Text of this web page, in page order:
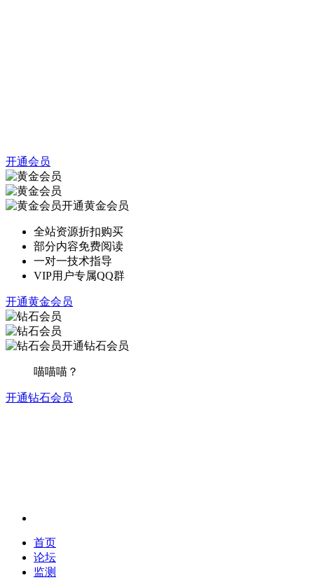
开通会员
开通黄金会员
全站资源折扣购买
部分内容免费阅读
一对一技术指导
VIP用户专属QQ群
开通黄金会员
开通钻石会员
喵喵喵？
开通钻石会员
首页
论坛
监测